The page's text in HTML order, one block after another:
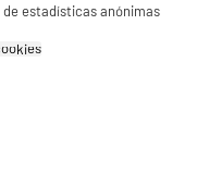
estadísticas anónimas